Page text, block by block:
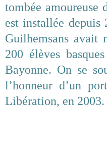
tombée amoureuse
est installée
Guilhemsans avait
200 élèves
Bayonne. On se
l’honneur d’un
Libération, en 2003.